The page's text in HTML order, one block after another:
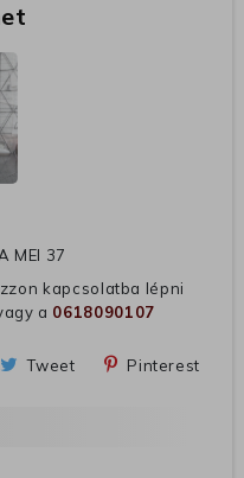
MEI 37
kapcsolatba lépni
a 0618090107
Tweet Pinterest